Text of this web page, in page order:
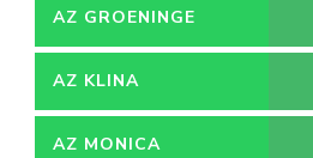
AZ GROENINGE
AZ KLINA
AZ MONICA